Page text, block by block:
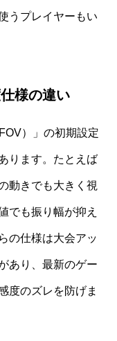
うプレイヤーもい
様の違い
）」の初期設定
ります。たとえば
動きでも大きく視
でも振り幅が抑え
の仕様は大会アッ
あり、最新のゲー
度のズレを防げま